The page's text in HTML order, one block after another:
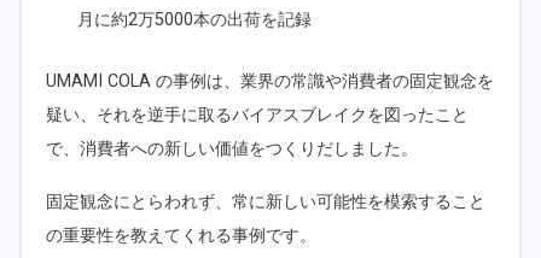
月に約2万5000本の出荷を記録
UMAMI COLA の事例は、業界の常識や消費者の固定観念を
疑い、それを逆手に取るバイアスブレイクを図ったこと
で、消費者への新しい価値をつくりだしました。
固定観念にとらわれず、常に新しい可能性を模索すること
の重要性を教えてくれる事例です。